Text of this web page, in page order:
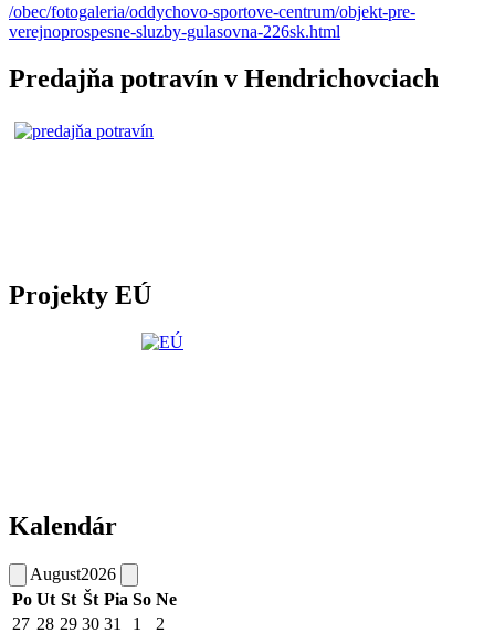
/obec/fotogaleria/oddychovo-sportove-centrum/objekt-pre-
verejnoprospesne-sluzby-gulasovna-226sk.html
Predajňa potravín v Hendrichovciach
Projekty EÚ
Kalendár
August2026
Po Ut St Št Pia So Ne
27 28 29 30 31 1 2